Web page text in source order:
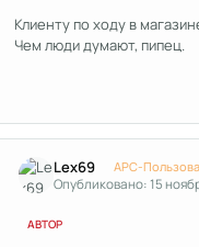
Клиенту по ходу в
Чем люди думают, пипец.
Lex69 APC-
Опубликовано:15
АВТОР